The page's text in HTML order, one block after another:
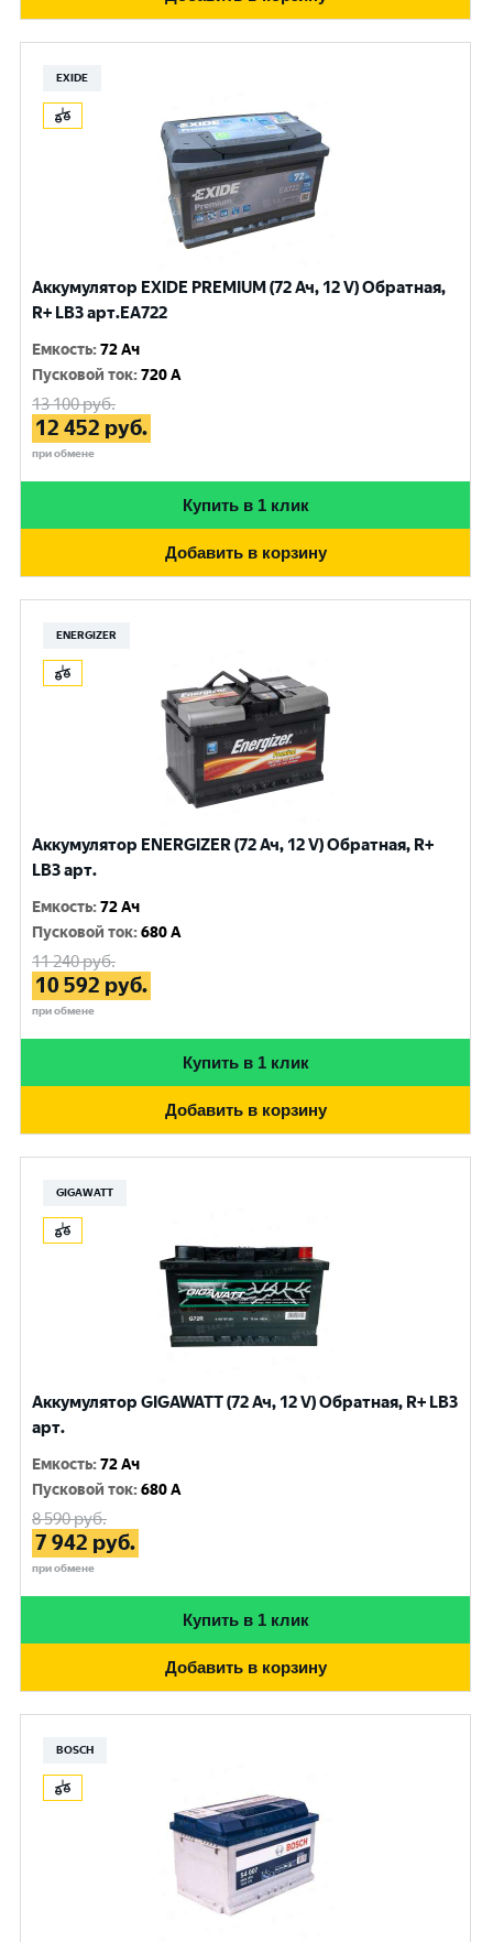
EXIDE
Аккумулятор EXIDE PREMIUM (72 Ач, 12 V) Обратная,
R+ LB3 арт.EA722
Емкость:72 Ач
Пусковой ток:720 A
13 100руб.
12 452 руб.
при обмене
Купить в 1 клик
Добавить в корзину
ENERGIZER
Аккумулятор ENERGIZER (72 Ач, 12 V) Обратная, R+
LB3 арт.
Емкость:72 Ач
Пусковой ток:680 A
11 240руб.
10 592 руб.
при обмене
Купить в 1 клик
Добавить в корзину
GIGAWATT
Аккумулятор GIGAWATT (72 Ач, 12 V) Обратная, R+ LB3
арт.
Емкость:72 Ач
Пусковой ток:680 A
8 590руб.
7 942 руб.
при обмене
Купить в 1 клик
Добавить в корзину
BOSCH